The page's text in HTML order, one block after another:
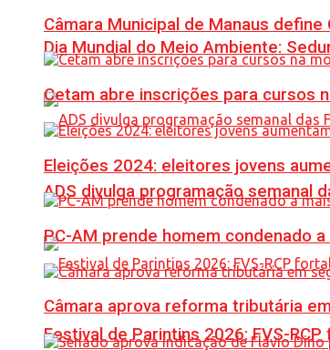
Dia Mundial do Meio Ambiente:
ADS divulga programação semanal
Festival de Parintins 2026: FVS-
Câmara Municipal de Manaus
Cetam abre inscrições para cursos
Eleições 2024: eleitores jovens
PC-AM prende homem condenado
Câmara aprova reforma tributária